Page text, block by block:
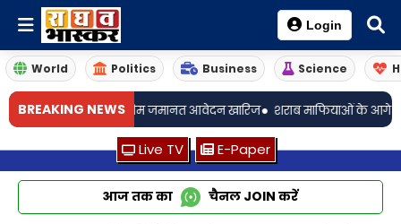
Login
World Politics Business Science
BREAKING NEWS
का अग्रिम जमानत आवेदन खारिज• शराब माफियाओं के आगे आबकारी
Live TV E-Paper
आज तक का चैनल JOIN करें